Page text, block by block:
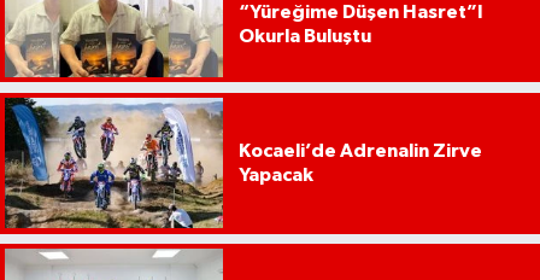
“Yüreğime Düşen Hasret”I
Okurla Buluştu
Kocaeli’de Adrenalin Zirve
Yapacak